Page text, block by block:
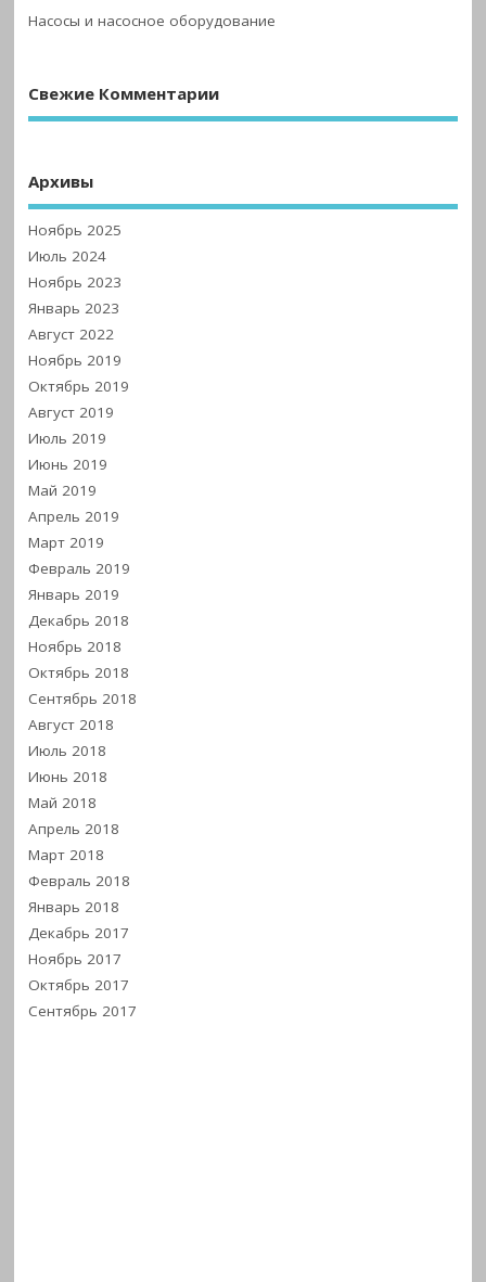
Насосы и насосное оборудование
Свежие Комментарии
Архивы
Ноябрь 2025
Июль 2024
Ноябрь 2023
Январь 2023
Август 2022
Ноябрь 2019
Октябрь 2019
Август 2019
Июль 2019
Июнь 2019
Май 2019
Апрель 2019
Март 2019
Февраль 2019
Январь 2019
Декабрь 2018
Ноябрь 2018
Октябрь 2018
Сентябрь 2018
Август 2018
Июль 2018
Июнь 2018
Май 2018
Апрель 2018
Март 2018
Февраль 2018
Январь 2018
Декабрь 2017
Ноябрь 2017
Октябрь 2017
Сентябрь 2017